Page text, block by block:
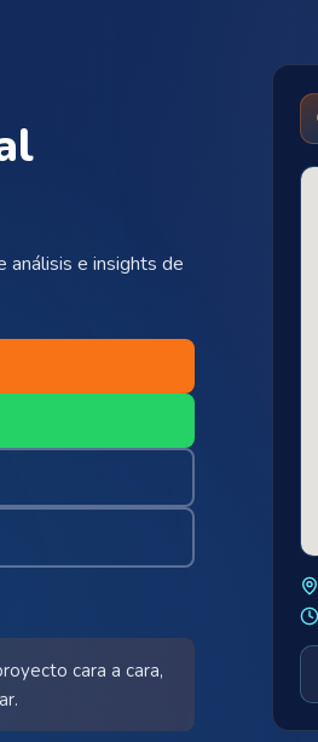
análisis e insights de
cara a cara,